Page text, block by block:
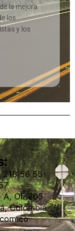
la mejora
los
y los
218 56 55
A, Of. 205
Colombia